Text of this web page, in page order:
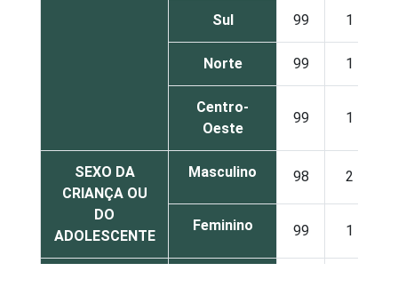
Sul 99 1
Norte 99 1
Centro-
Oeste
99 1
SEXO DA
CRIANÇA OU
DO
ADOLESCENTE
Masculino 98 2
Feminino 99 1